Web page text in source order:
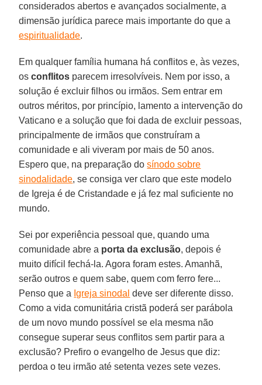
considerados abertos e avançados socialmente, a
dimensão jurídica parece mais importante do que a
espiritualidade.
Em qualquer família humana há conflitos e, às vezes,
osconflitos parecem irresolvíveis. Nem por isso, a
solução é excluir filhos ou irmãos. Sem entrar em
outros méritos, por princípio, lamento a intervenção do
Vaticano e a solução que foi dada de excluir pessoas,
principalmente de irmãos que construíram a
comunidade e ali viveram por mais de 50 anos.
Espero que, na preparação dosínodo sobre
sinodalidade, se consiga ver claro que este modelo
de Igreja é de Cristandade e já fez mal suficiente no
mundo.
Sei por experiência pessoal que, quando uma
comunidade abre a porta da exclusão, depois é
muito difícil fechá-la. Agora foram estes. Amanhã,
serão outros e quem sabe, quem com ferro fere...
Penso que a Igreja sinodal deve ser diferente disso.
Como a vida comunitária cristã poderá ser parábola
de um novo mundo possível se ela mesma não
consegue superar seus conflitos sem partir para a
exclusão? Prefiro o evangelho de Jesus que diz:
perdoa o teu irmão até setenta vezes sete vezes.